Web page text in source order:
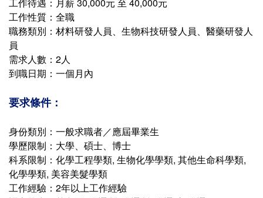
工作待遇：月薪 30,000元 至 40,000元
工作性質：全職
職務類別：材料研發人員、生物科技研發人員、醫藥研發人
員
需求人數：2人
到職日期：一個月內
要求條件：
身份類別：一般求職者／應屆畢業生
學歷限制：大學、碩士、博士
科系限制：化學工程學類, 生物化學學類, 其他生命科學類,
化學學類, 美容美髮學類
工作經驗：2年以上工作經驗